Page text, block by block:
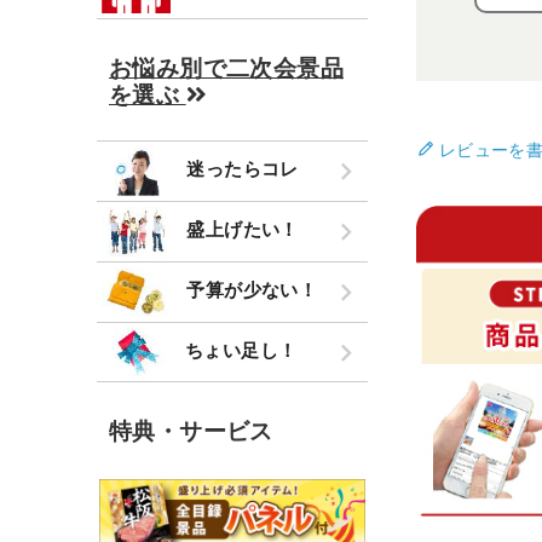
お悩み別で二次会景品
を選ぶ
迷ったらコレ
盛上げたい！
予算が少ない！
ちょい足し！
特典・サービス
レビューを